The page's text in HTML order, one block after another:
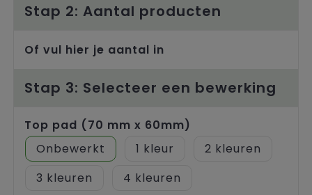
Stap 2: Aantal producten
Of vul hier je aantal in
Stap 3: Selecteer een bewerking
Top pad (70 mm x 60mm)
Onbewerkt
1
2
3
4